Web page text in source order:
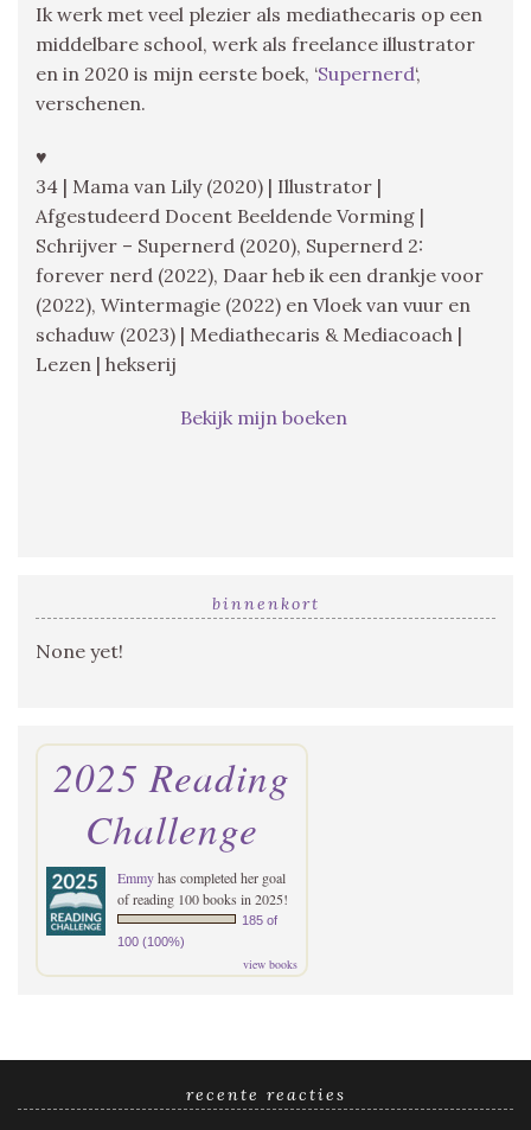
Ik werk met veel plezier als mediathecaris op een
middelbare school, werk als freelance illustrator
en in 2020 is mijn eerste boek, ‘Supernerd‘,
verschenen.
♥
34 | Mama van Lily (2020) | Illustrator |
Afgestudeerd Docent Beeldende Vorming |
Schrijver – Supernerd (2020), Supernerd 2:
forever nerd (2022), Daar heb ik een drankje voor
(2022), Wintermagie (2022) en Vloek van vuur en
schaduw (2023) | Mediathecaris & Mediacoach |
Lezen | hekserij
Bekijk mijn boeken
binnenkort
None yet!
2025 Reading
Challenge
Emmyhas completed her goal
of reading 100 books in 2025!
185 of
100 (100%)
view books
recente reacties